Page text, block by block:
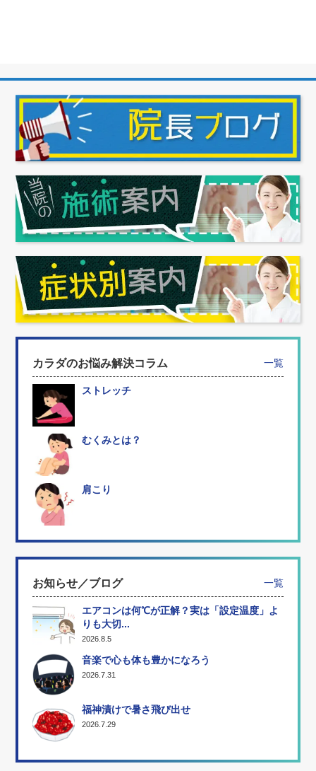
カラダのお悩み解決コラム 一覧
ストレッチ
むくみとは？
肩こり
お知らせ／ブログ 一覧
エアコンは何℃が正解？実は「設定温度」よ
りも大切...
2026.8.5
音楽で心も体も豊かになろう
2026.7.31
福神漬けで暑さ飛び出せ
2026.7.29